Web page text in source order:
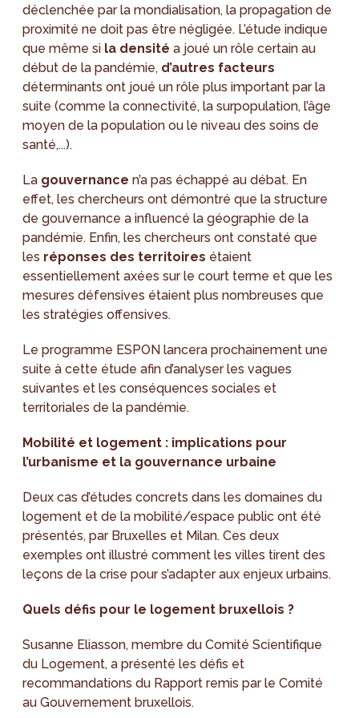
déclenchée par la mondialisation, la propagation de
proximité ne doit pas être négligée. L’étude indique
que même si la densité a joué un rôle certain au
début de la pandémie, d’autres facteurs
déterminants ont joué un rôle plus important par la
suite (comme la connectivité, la surpopulation, l’âge
moyen de la population ou le niveau des soins de
santé,...).
La gouvernance n’a pas échappé au débat. En
effet, les chercheurs ont démontré que la structure
de gouvernance a influencé la géographie de la
pandémie. Enfin, les chercheurs ont constaté que
les réponses des territoires étaient
essentiellement axées sur le court terme et que les
mesures défensives étaient plus nombreuses que
les stratégies offensives.
Le programme ESPON lancera prochainement une
suite à cette étude afin d’analyser les vagues
suivantes et les conséquences sociales et
territoriales de la pandémie.
Mobilité et logement : implications pour
l’urbanisme et la gouvernance urbaine
Deux cas d’études concrets dans les domaines du
logement et de la mobilité/espace public ont été
présentés, par Bruxelles et Milan. Ces deux
exemples ont illustré comment les villes tirent des
leçons de la crise pour s’adapter aux enjeux urbains.
Quels défis pour le logement bruxellois ?
Susanne Eliasson, membre du Comité Scientifique
du Logement, a présenté les défis et
recommandations du Rapport remis par le Comité
au Gouvernement bruxellois.